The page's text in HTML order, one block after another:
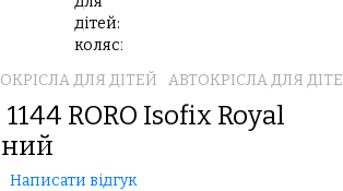
ДЛЯ ДІТЕЙ АВТОКРІСЛА ДЛЯ
RORO Isofix Royal
Написати відгук